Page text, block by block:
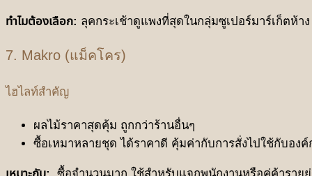
ทำไมต้องเลือก: ลุคกระเช้าดูแพงที่สุดในกลุ่มซูเปอร์มาร์เก็ตห้าง
7. Makro (แม็คโคร)
ไฮไลท์สำคัญ
ผลไม้ราคาสุดคุ้ม ถูกกว่าร้านอื่นๆ
ซื้อเหมาหลายชุด ได้ราคาดี คุ้มค่ากับการสั่งไปใช้กับองค์